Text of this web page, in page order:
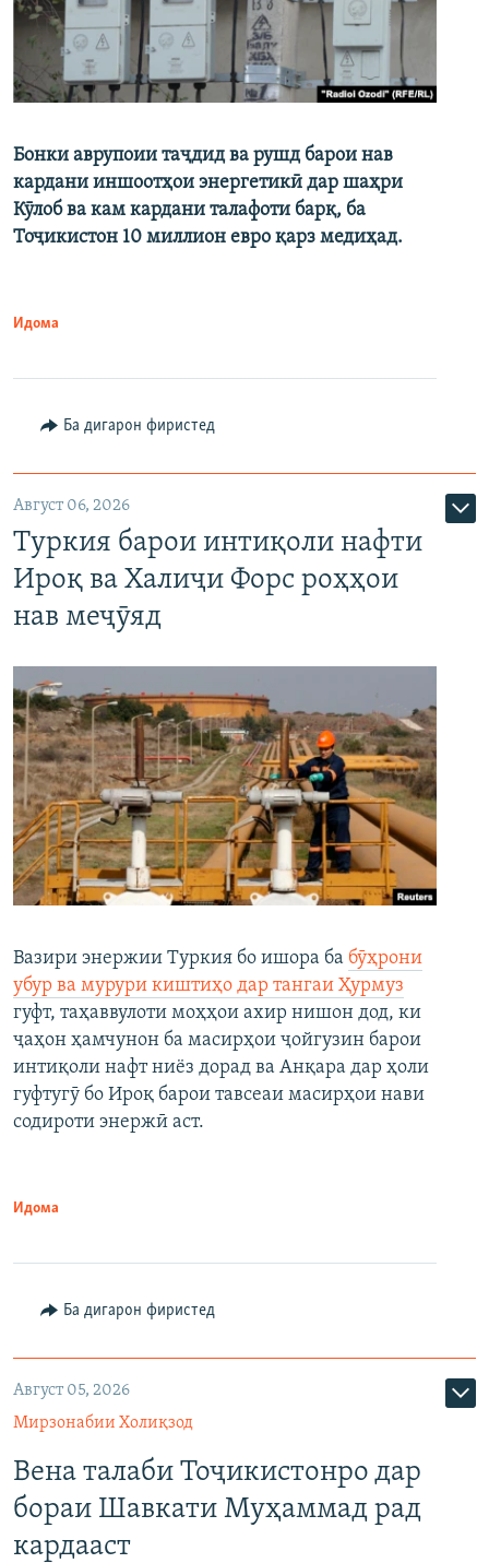
Бонки аврупоии таҷдид ва рушд барои нав
кардани иншоотҳои энергетикӣ дар шаҳри
Кӯлоб ва кам кардани талафоти барқ, ба
Тоҷикистон 10 миллион евро қарз медиҳад.
Идома
Ба дигарон фиристед
Август 06, 2026
Туркия барои интиқоли нафти
Ироқ ва Халиҷи Форс роҳҳои
нав меҷӯяд
Вазири энержии Туркия бо ишора ба бӯҳрони
убур ва мурури киштиҳо дар тангаи Ҳурмуз
гуфт, таҳаввулоти моҳҳои ахир нишон дод, ки
ҷаҳон ҳамчунон ба масирҳои ҷойгузин барои
интиқоли нафт ниёз дорад ва Анқара дар ҳоли
гуфтугӯ бо Ироқ барои тавсеаи масирҳои нави
содироти энержӣ аст.
Идома
Ба дигарон фиристед
Август 05, 2026
Мирзонабии Холиқзод
Вена талаби Тоҷикистонро дар
бораи Шавкати Муҳаммад рад
кардааст